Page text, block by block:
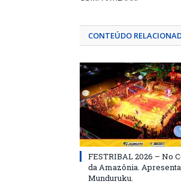
CONTEÚDO
FESTRIBAL 2026 – No
da Amazônia.
Munduruku.